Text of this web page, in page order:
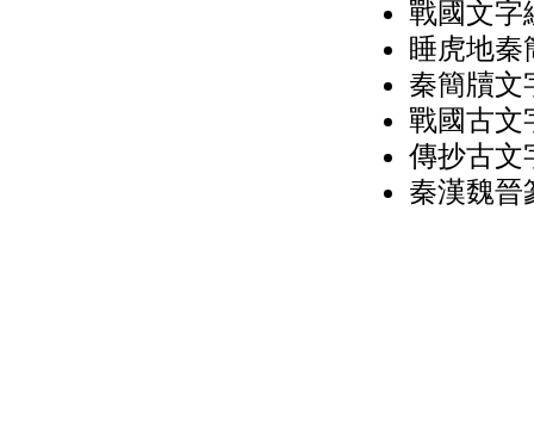
戰國文字
睡虎地秦
秦簡牘文
戰國古文
傳抄古文
秦漢魏晉